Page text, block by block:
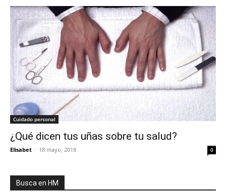
Cuidado personal
¿Qué dicen tus uñas sobre tu salud?
Elisabet - 18 mayo, 2018 0
Busca en HM